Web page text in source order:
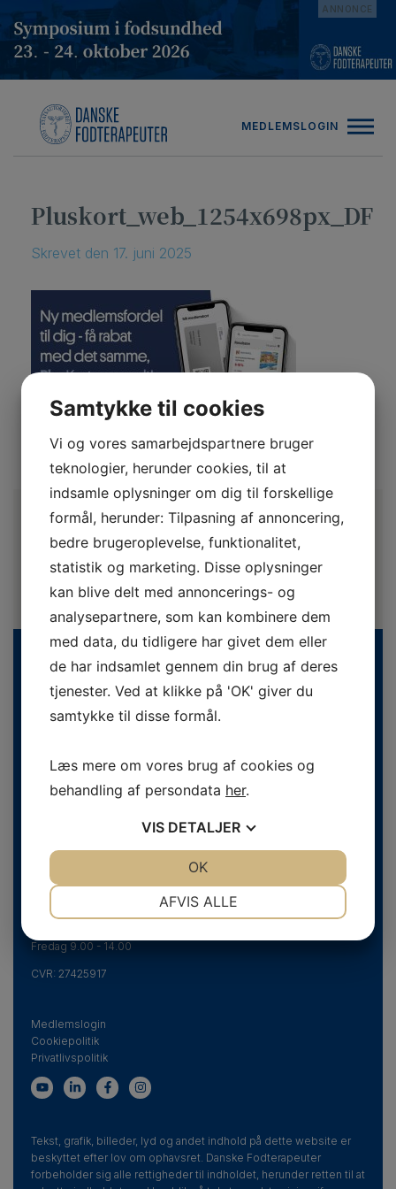
Hop
til
indholdet
ANNONCE
MEDLEMSLOGIN
Pluskort_web_1254x698px_DF
Skrevet den 17. juni 2025
Danske Fodterapeuter
Svend Aukens Plads 11, 2. sal
info@fodterapeut.dk
Åbningstider
Fredag 9.00 - 14.00
CVR: 27425917
Medlemslogin
Cookiepolitik
Privatlivspolitik
Tekst, grafik, billeder, lyd og andet indhold på dette website er
beskyttet efter lov om ophavsret. Danske Fodterapeuter
forbeholder sig alle rettigheder til indholdet, herunder retten til at
Samtykke til cookies
Vi og vores samarbejdspartnere bruger
teknologier, herunder cookies, til at
indsamle oplysninger om dig til forskellige
formål, herunder: Tilpasning af annoncering,
bedre brugeroplevelse, funktionalitet,
statistik og marketing. Disse oplysninger
kan blive delt med annoncerings- og
analysepartnere, som kan kombinere dem
med data, du tidligere har givet dem eller
de har indsamlet gennem din brug af deres
tjenester. Ved at klikke på 'OK' giver du
samtykke til disse formål.
Læs mere om vores brug af cookies og
behandling af persondata her.
VIS DETALJER
AFVIS ALLE
OK